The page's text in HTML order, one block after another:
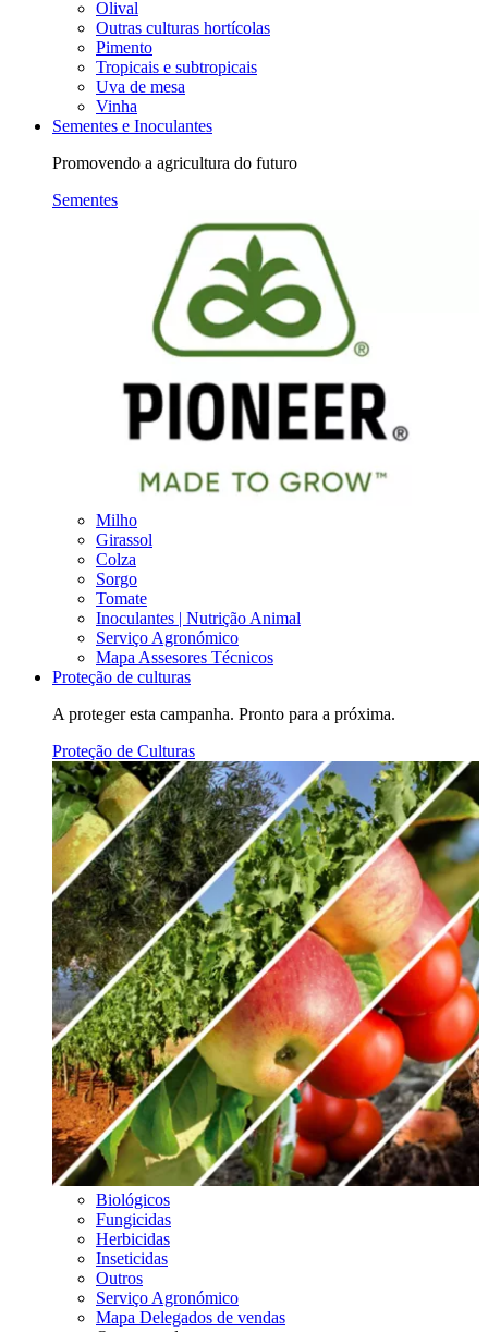
Olival
Outras culturas hortícolas
Pimento
Tropicais e subtropicais
Uva de mesa
Vinha
Sementes e Inoculantes
Promovendo a agricultura do futuro
Sementes
Milho
Girassol
Colza
Sorgo
Tomate
Inoculantes | Nutrição Animal
Serviço Agronómico
Mapa Assesores Técnicos
Proteção de culturas
A proteger esta campanha. Pronto para a próxima.
Proteção de Culturas
Biológicos
Fungicidas
Herbicidas
Inseticidas
Outros
Serviço Agronómico
Mapa Delegados de vendas